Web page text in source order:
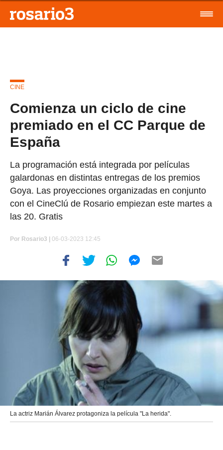
CINE
Comienza un ciclo de cine
premiado en el CC Parque de
España
La programación está integrada por películas
galardonas en distintas entregas de los premios
Goya. Las proyecciones organizadas en conjunto
con el CineClú de Rosario empiezan este martes a
las 20. Gratis
Por Rosario3 | 06-03-2023 12:45
La actriz Marián Álvarez protagoniza la película "La herida".